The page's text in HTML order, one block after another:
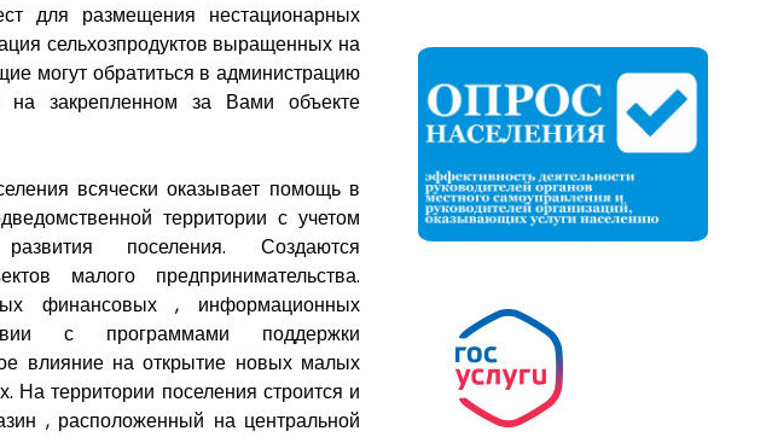
для размещения нестационарных
сельхозпродуктов выращенных на
могут обратиться в администрацию
на закрепленном за Вами объекте
всячески оказывает помощь в
территории с учетом
развития поселения. Создаются
малого предпринимательства.
финансовых , информационных
с программами поддержки
влияние на открытие новых малых
На территории поселения строится и
, расположенный на центральной